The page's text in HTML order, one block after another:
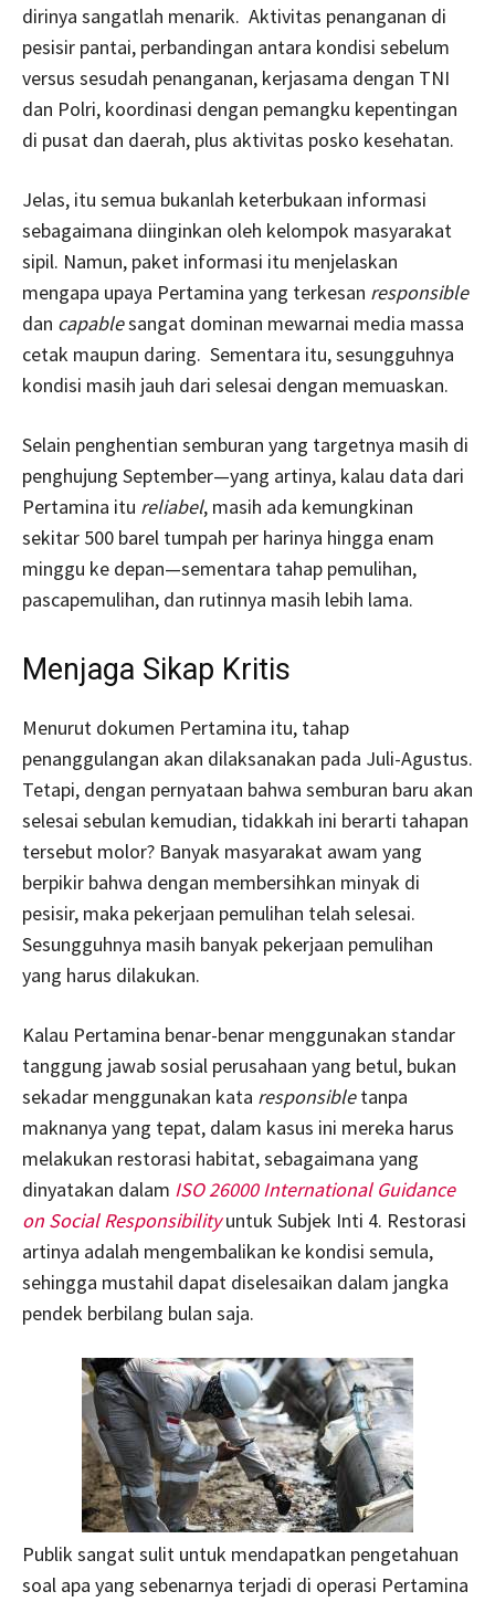
dirinya sangatlah menarik. Aktivitas penanganan di
pesisir pantai, perbandingan antara kondisi sebelum
versus sesudah penanganan, kerjasama dengan TNI
dan Polri, koordinasi dengan pemangku kepentingan
di pusat dan daerah, plus aktivitas posko kesehatan.
Jelas, itu semua bukanlah keterbukaan informasi
sebagaimana diinginkan oleh kelompok masyarakat
sipil. Namun, paket informasi itu menjelaskan
mengapa upaya Pertamina yang terkesan responsible
dan capablesangat dominan mewarnai media massa
cetak maupun daring. Sementara itu, sesungguhnya
kondisi masih jauh dari selesai dengan memuaskan.
Selain penghentian semburan yang targetnya masih di
penghujung September—yang artinya, kalau data dari
Pertamina itu reliabel, masih ada kemungkinan
sekitar 500 barel tumpah per harinya hingga enam
minggu ke depan—sementara tahap pemulihan,
pascapemulihan, dan rutinnya masih lebih lama.
Menjaga Sikap Kritis
Menurut dokumen Pertamina itu, tahap
penanggulangan akan dilaksanakan pada Juli-Agustus.
Tetapi, dengan pernyataan bahwa semburan baru akan
selesai sebulan kemudian, tidakkah ini berarti tahapan
tersebut molor? Banyak masyarakat awam yang
berpikir bahwa dengan membersihkan minyak di
pesisir, maka pekerjaan pemulihan telah selesai.
Sesungguhnya masih banyak pekerjaan pemulihan
yang harus dilakukan.
Kalau Pertamina benar-benar menggunakan standar
tanggung jawab sosial perusahaan yang betul, bukan
sekadar menggunakan kata responsibletanpa
maknanya yang tepat, dalam kasus ini mereka harus
melakukan restorasi habitat, sebagaimana yang
dinyatakan dalam ISO 26000 International Guidance
on Social Responsibility untuk Subjek Inti 4. Restorasi
artinya adalah mengembalikan ke kondisi semula,
sehingga mustahil dapat diselesaikan dalam jangka
pendek berbilang bulan saja.
Publik sangat sulit untuk mendapatkan pengetahuan
soal apa yang sebenarnya terjadi di operasi Pertamina